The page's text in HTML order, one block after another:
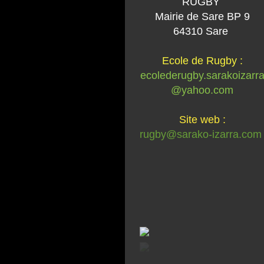
Mairie de Sare BP 9
64310 Sare
Ecole de Rugby :
ecolederugby.sarakoizarra
@yahoo.com
Site web :
rugby@sarako-izarra.com